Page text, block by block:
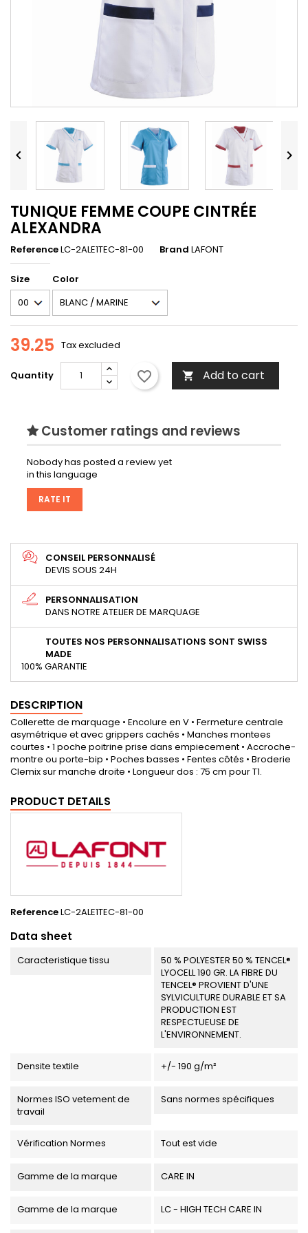
 
TUNIQUE FEMME COUPE CINTRÉE
ALEXANDRA
ReferenceLC-2ALE1TEC-81-00 Brand LAFONT
Size Color
39.25 Tax excluded
Quantity favorite_border  Add to cart
Customer ratings and reviews
Nobody has posted a review yet
in this language
RATE IT
CONSEIL PERSONNALISÉ
DEVIS SOUS 24H
PERSONNALISATION
DANS NOTRE ATELIER DE MARQUAGE
TOUTES NOS PERSONNALISATIONS SONT SWISS
MADE
100% GARANTIE
DESCRIPTION
Collerette de marquage • Encolure en V • Fermeture centrale
asymétrique et avec grippers cachés • Manches montees
courtes • 1 poche poitrine prise dans empiecement • Accroche-
montre ou porte-bip • Poches basses • Fentes côtés • Broderie
Clemix sur manche droite • Longueur dos : 75 cm pour T1.
PRODUCT DETAILS
ReferenceLC-2ALE1TEC-81-00
Data sheet
Caracteristique tissu
50 % POLYESTER 50 % TENCEL®
LYOCELL 190 GR. LA FIBRE DU
TENCEL® PROVIENT D'UNE
SYLVICULTURE DURABLE ET SA
PRODUCTION EST
RESPECTUEUSE DE
L'ENVIRONNEMENT.
Densite textile +/- 190 g/m²
Normes ISO vetement de
travail
Sans normes spécifiques
Vérification Normes Tout est vide
Gamme de la marque CARE IN
Gamme de la marque LC - HIGH TECH CARE IN